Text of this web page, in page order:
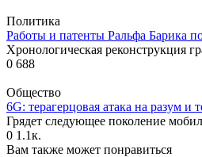
Политика
Работы и патенты Ральфа Барика
Хронологическая реконструкция
0 688
Общество
6G: терагерцовая атака на разум и
Грядет следующее поколение
0 1.1к.
Вам также может понравиться